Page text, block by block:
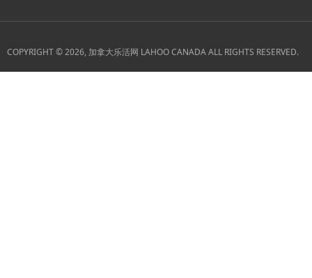
COPYRIGHT © 2026, 加拿大乐活网 LAHOO CANADA ALL RIGHTS RESERVED.